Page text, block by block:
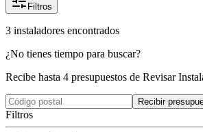
Filtros
3 instaladores encontrados
¿No tienes tiempo para buscar?
Recibe hasta 4 presupuestos de Revisar
Recibir
Filtros